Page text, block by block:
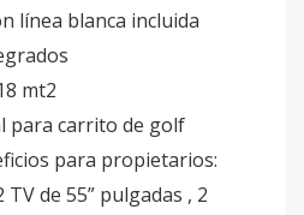
línea blanca incluida
mt2
para carrito de golf
para propietarios:
de 55” pulgadas , 2